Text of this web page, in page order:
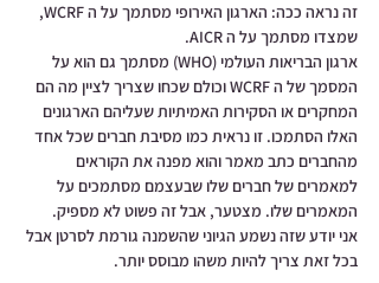
זה נראה ככה: הארגון האירופי מסתמך על ה WCRF,
שמצדו מסתמך על ה AICR.
ארגון הבריאות העולמי (WHO) מסתמך גם הוא על
המסמך של ה WCRF וכולם שכחו שצריך לציין מה הם
המחקרים או הסקירות האמיתיות שעליהם הארגונים
האלו הסתמכו. זו נראית כמו מסיבת חברים שכל אחד
מהחברים כתב מאמר והוא מפנה את הקוראים
למאמרים של חברים שלו שבעצמם מסתמכים על
המאמרים שלו. מצטער, אבל זה פשוט לא מספיק.
אני יודע שזה נשמע הגיוני שהשמנה גורמת לסרטן אבל
בכל זאת צריך להיות משהו מבוסס יותר.